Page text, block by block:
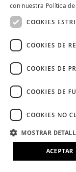
Aviso Legal
con nuestra Política
COOKIES
COOKIES DE
COOKIES DE
COOKIES DE
COOKIES NO
MOSTRAR
ACEPTAR